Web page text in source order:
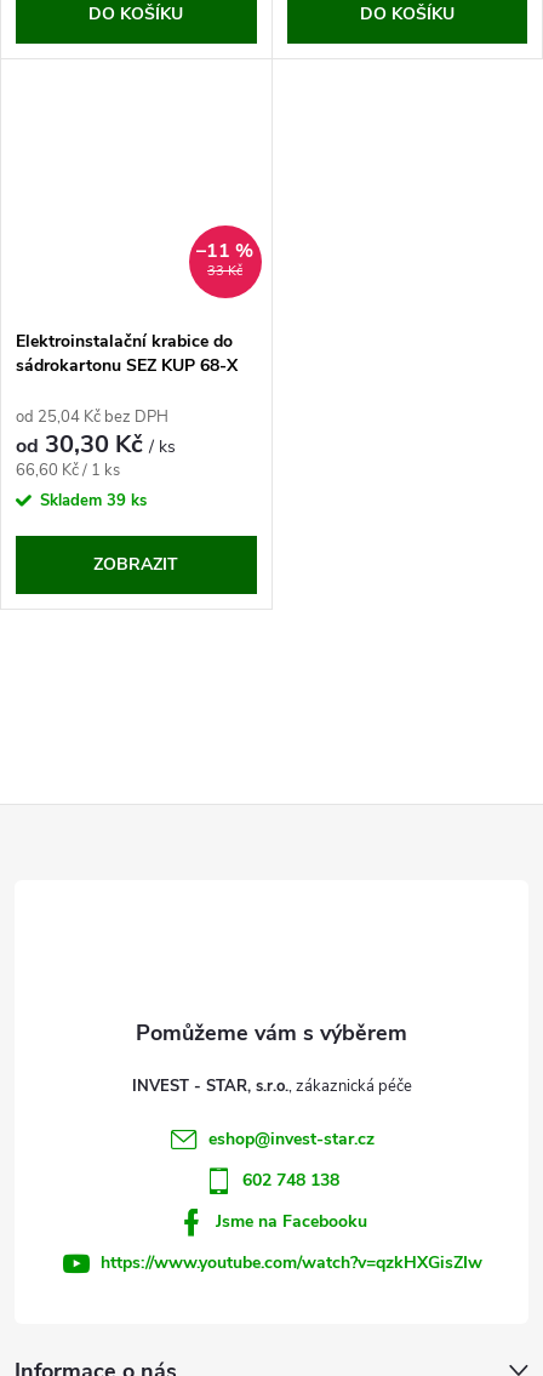
DO KOŠÍKU DO KOŠÍKU
33 Kč
–11 %
Elektroinstalační krabice do
sádrokartonu SEZ KUP 68-X
od 25,04 Kč bez DPH
od 30,30 Kč/ ks
Měrná
cena:
66,60 Kč / 1 ks
Skladem 39 ks
ZOBRAZIT
ý
INVEST - STAR, s.r.o.
eshop@invest-star.cz
602 748 138
Jsme na Facebooku
https://www.youtube.com/watch?v=qzkHXGisZIw